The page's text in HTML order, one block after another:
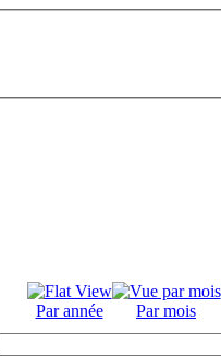
Par année Par mois